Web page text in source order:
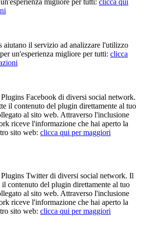
migliore per tutti: clicca qui
aiutano il servizio ad analizzare l'utilizzo
un'esperienza migliore per tutti: clicca
Facebook di diversi social network.
il contenuto del plugin direttamente al tuo
al sito web. Attraverso l'inclusione
riceve l'informazione che hai aperto la
sito web: clicca qui per maggiori
Twitter di diversi social network. Il
contenuto del plugin direttamente al tuo
al sito web. Attraverso l'inclusione
riceve l'informazione che hai aperto la
sito web: clicca qui per maggiori